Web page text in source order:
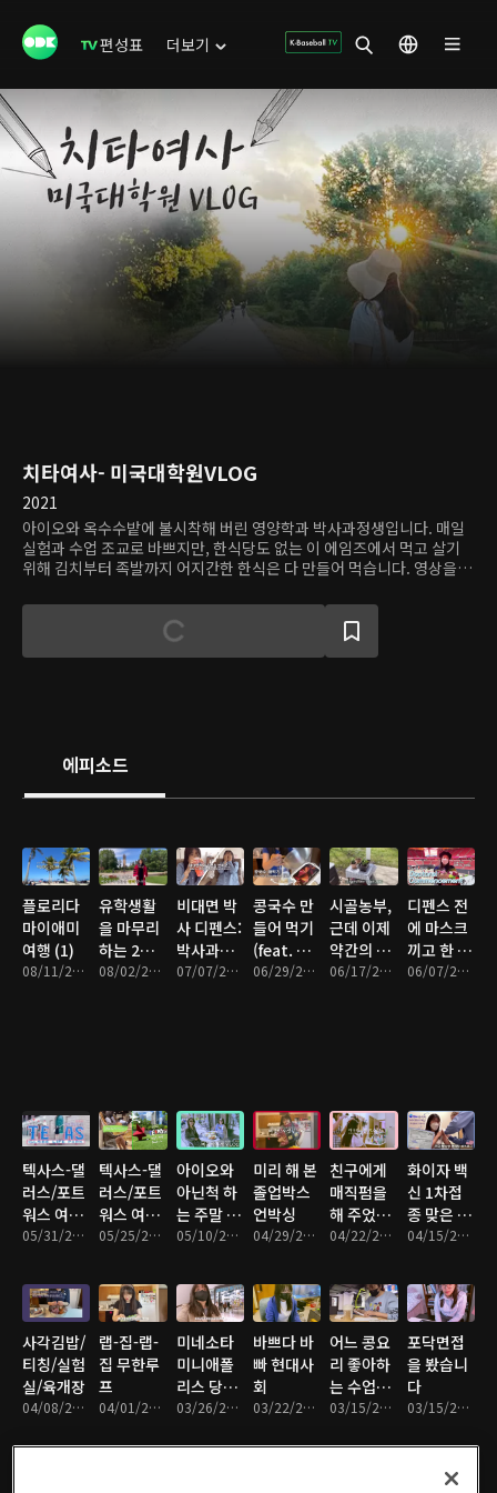
편성표 더보기
치타여사- 미국대학원VLOG
2021
아이오와 옥수수밭에 불시착해 버린 영양학과 박사과정생입니다. 매일
실험과 수업 조교로 바쁘지만, 한식당도 없는 이 에임즈에서 먹고 살기
위해 김치부터 족발까지 어지간한 한식은 다 만들어 먹습니다. 영상을 보
에피소드
플로리다
마이애미
여행 (1)
08/11/2021 • 16분
유학생활
을 마무리
하는 2주
동안의 이
08/02/2021 • 7분
비대면 박
사 디펜스:
박사과정
최종관문07/07/2021 • 17분
콩국수 만
들어 먹기
(feat. 아
이패드프06/29/2021 • 20분
시골농부,
근데 이제
약간의 아
파트를 곁
06/17/2021 • 17분
디펜스 전
에 마스크
끼고 한 박
사학위수06/07/2021 • 8분
텍사스-댈
러스/포트
워스 여행
(2)
05/31/2021 • 17분
텍사스-댈
러스/포트
워스 여행
(1)
05/25/2021 • 17분
아이오와
아닌척 하
는 주말 바
이브
05/10/2021 • 6분
미리 해 본
졸업박스
언박싱
04/29/2021 • 18분
친구에게
매직펌을
해 주었습
니다
04/22/2021 • 18분
화이자 백
신 1차접
종 맞은 후
기
04/15/2021 • 14분
사각김밥/
티칭/실험
실/육개장
04/08/2021 • 21분
랩-집-랩-
집 무한루
프
04/01/2021 • 17분
미네소타
미니애폴
리스 당일
치기 여행
03/26/2021 • 18분
바쁘다 바
빠 현대사
회
03/22/2021 • 17분
어느 콩요
리 좋아하
는 수업조
교의 하루
03/15/2021 • 8분
포닥면접
을 봤습니
다
03/15/2021 • 20분